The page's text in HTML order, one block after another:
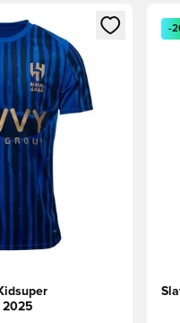
a bejelentkezéshez vagy a
2025
-